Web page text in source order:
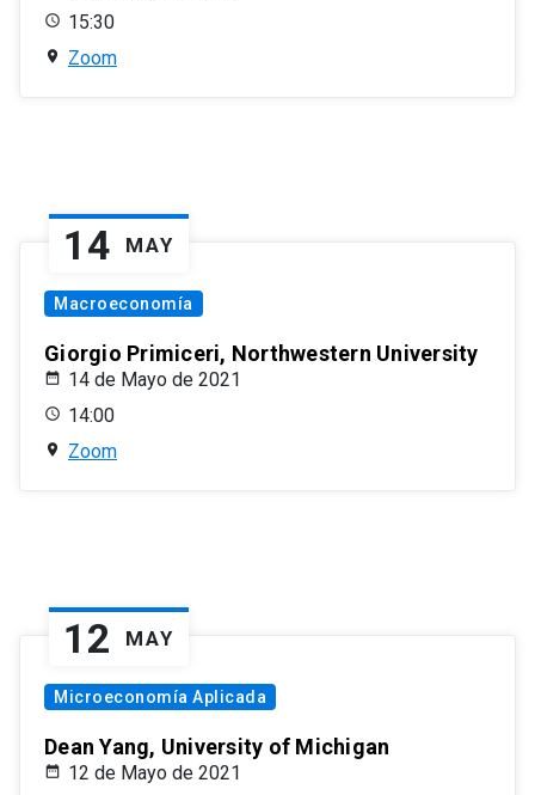
15:30
Zoom
14 MAY
Macroeconomía
Giorgio Primiceri, Northwestern University
14 de Mayo de 2021
14:00
Zoom
12 MAY
Microeconomía Aplicada
Dean Yang, University of Michigan
12 de Mayo de 2021